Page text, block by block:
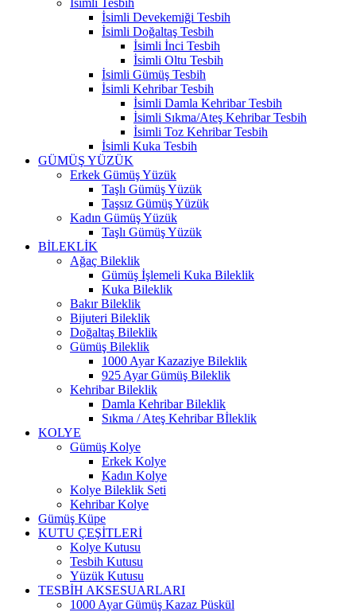
İsimli Tesbih
İsimli Devekemiği Tesbih
İsimli Doğaltaş Tesbih
İsimli İnci Tesbih
İsimli Oltu Tesbih
İsimli Gümüş Tesbih
İsimli Kehribar Tesbih
İsimli Damla Kehribar Tesbih
İsimli Sıkma/Ateş Kehribar Tesbih
İsimli Toz Kehribar Tesbih
İsimli Kuka Tesbih
GÜMÜŞ YÜZÜK
Erkek Gümüş Yüzük
Taşlı Gümüş Yüzük
Taşsız Gümüş Yüzük
Kadın Gümüş Yüzük
Taşlı Gümüş Yüzük
BİLEKLİK
Ağaç Bileklik
Gümüş İşlemeli Kuka Bileklik
Kuka Bileklik
Bakır Bileklik
Bijuteri Bileklik
Doğaltaş Bileklik
Gümüş Bileklik
1000 Ayar Kazaziye Bileklik
925 Ayar Gümüş Bileklik
Kehribar Bileklik
Damla Kehribar Bileklik
Sıkma / Ateş Kehribar Bİleklik
KOLYE
Gümüş Kolye
Erkek Kolye
Kadın Kolye
Kolye Bileklik Seti
Kehribar Kolye
Gümüş Küpe
KUTU ÇEŞİTLERİ
Kolye Kutusu
Tesbih Kutusu
Yüzük Kutusu
TESBİH AKSESUARLARI
1000 Ayar Gümüş Kazaz Püskül